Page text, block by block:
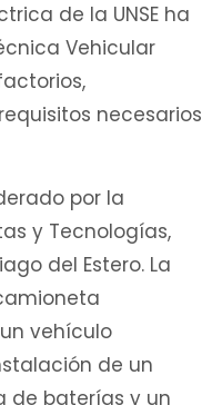
de la UNSE ha
Vehicular
necesarios
por la
y Tecnologías,
del Estero. La
vehículo
de un
de baterías y un